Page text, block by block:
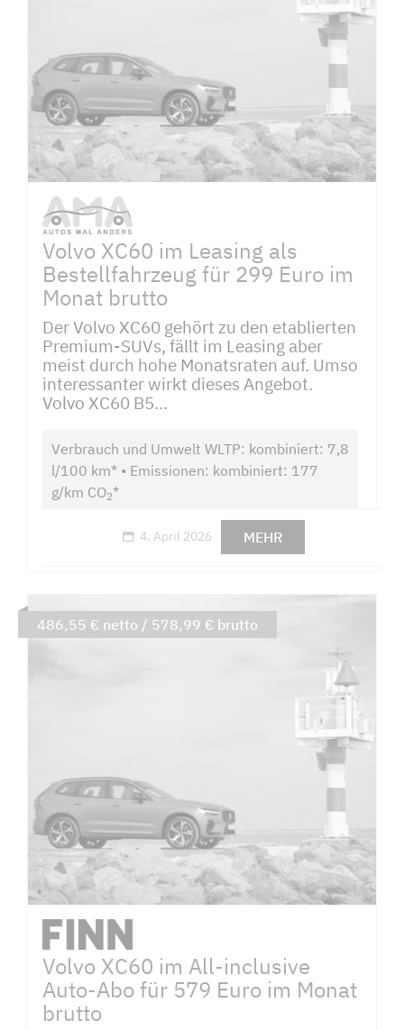
Volvo XC60 im Leasing als
Bestellfahrzeug für 299 Euro im
Monat brutto
Der Volvo XC60 gehört zu den etablierten
Premium-SUVs, fällt im Leasing aber
meist durch hohe Monatsraten auf. Umso
interessanter wirkt dieses Angebot.
Volvo XC60 B5...
Verbrauch und Umwelt WLTP: kombiniert: 7,8
l/100 km* • Emissionen: kombiniert: 177
g/km CO2*
4. April 2026 MEHR
Volvo XC60 im All-inclusive
Auto-Abo für 579 Euro im Monat
brutto
486,55 € netto / 578,99 € brutto